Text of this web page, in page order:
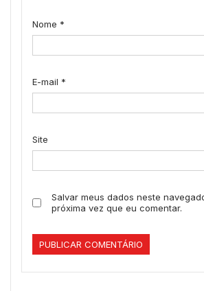
Nome *
E-mail *
Site
Salvar meus dados neste
próxima vez que eu comentar.